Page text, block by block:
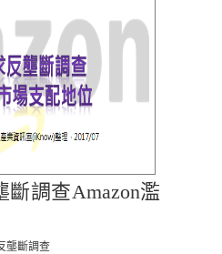
調查Amazon濫
壟斷調查